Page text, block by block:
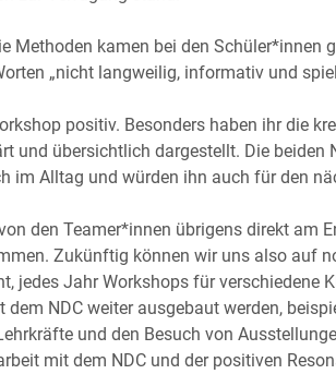
Methoden kamen bei den Schüler*innen
„nicht langweilig, informativ und
positiv. Besonders haben ihr die
und übersichtlich dargestellt. Die beiden
im Alltag und würden ihn auch für den
den Teamer*innen übrigens direkt am
Zukünftig können wir uns also auf
jedes Jahr Workshops für verschiedene
NDC weiter ausgebaut werden,
und den Besuch von
mit dem NDC und der positiven